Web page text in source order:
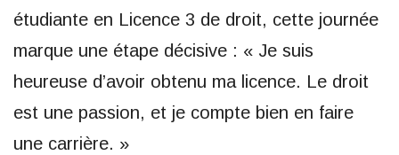
étudiante en Licence 3 de droit, cette journée
marque une étape décisive : « Je suis
heureuse d’avoir obtenu ma licence. Le droit
est une passion, et je compte bien en faire
une carrière. »